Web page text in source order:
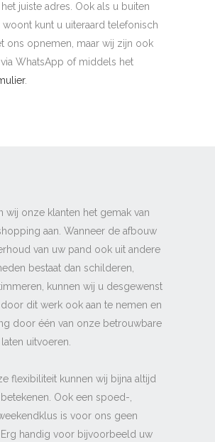
juiste adres. Ook als u buiten
kunt u uiteraard telefonisch
ons opnemen, maar wij zijn ook
WhatsApp of middels het
.
wij onze klanten het gemak van
aan. Wanneer de afbouw
van uw pand ook uit andere
bestaat dan schilderen,
kunnen wij u desgewenst
dit werk ook aan te nemen en
door één van onze betrouwbare
uitvoeren.
flexibiliteit kunnen wij bijna altijd
Ook een spoed-,
is voor ons geen
handig voor bijvoorbeeld uw